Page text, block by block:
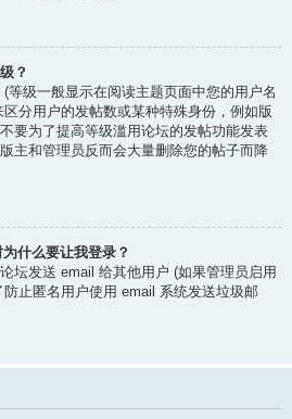
？
等级一般显示在阅读主题页面中您的用户名
分用户的发帖数或某种特殊身份，例如版
要为了提高等级滥用论坛的发帖功能发表
主和管理员反而会大量删除您的帖子而降
什么要让我登录？
坛发送 email 给其他用户 (如果管理员启用
止匿名用户使用 email 系统发送垃圾邮